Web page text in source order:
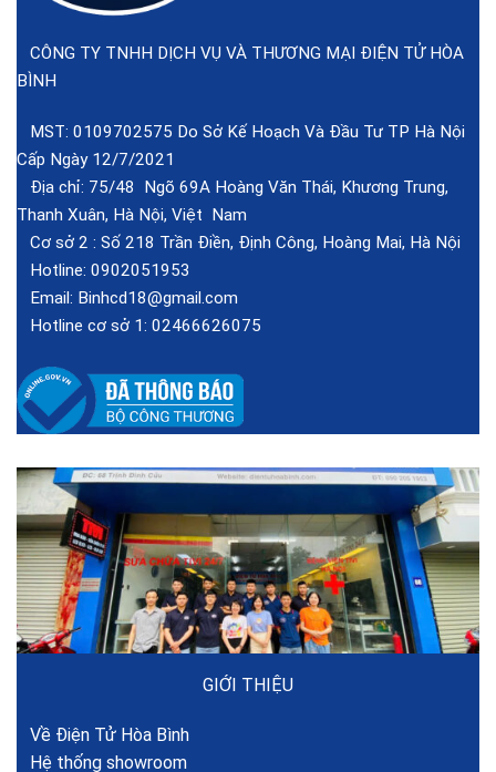
CÔNG TY TNHH DỊCH VỤ VÀ THƯƠNG MẠI ĐIỆN TỬ HÒA
BÌNH
MST: 0109702575 Do Sở Kế Hoạch Và Đầu Tư TP Hà Nội
Cấp Ngày 12/7/2021
Địa chỉ: 75/48 Ngõ 69A Hoàng Văn Thái, Khương Trung,
Thanh Xuân, Hà Nội, Việt Nam
Cơ sở 2 : Số 218 Trần Điền, Định Công, Hoàng Mai, Hà Nội
Hotline: 0902051953
Email: Binhcd18@gmail.com
Hotline cơ sở 1: 02466626075
GIỚI THIỆU
Về Điện Tử Hòa Bình
Hệ thống showroom